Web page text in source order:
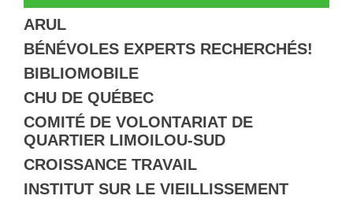
ARUL
BÉNÉVOLES EXPERTS RECHERCHÉS!
BIBLIOMOBILE
CHU DE QUÉBEC
COMITÉ DE VOLONTARIAT DE
QUARTIER LIMOILOU-SUD
CROISSANCE TRAVAIL
INSTITUT SUR LE VIEILLISSEMENT